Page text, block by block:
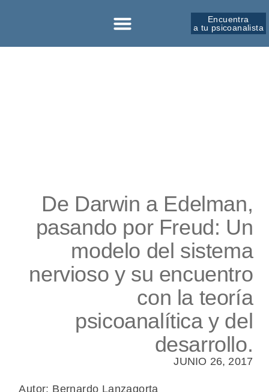
Encuentra
a tu psicoanalista
De Darwin a Edelman,
pasando por Freud: Un
modelo del sistema
nervioso y su encuentro
con la teoría
psicoanalítica y del
desarrollo.
JUNIO 26, 2017
Autor: Bernardo Lanzagorta